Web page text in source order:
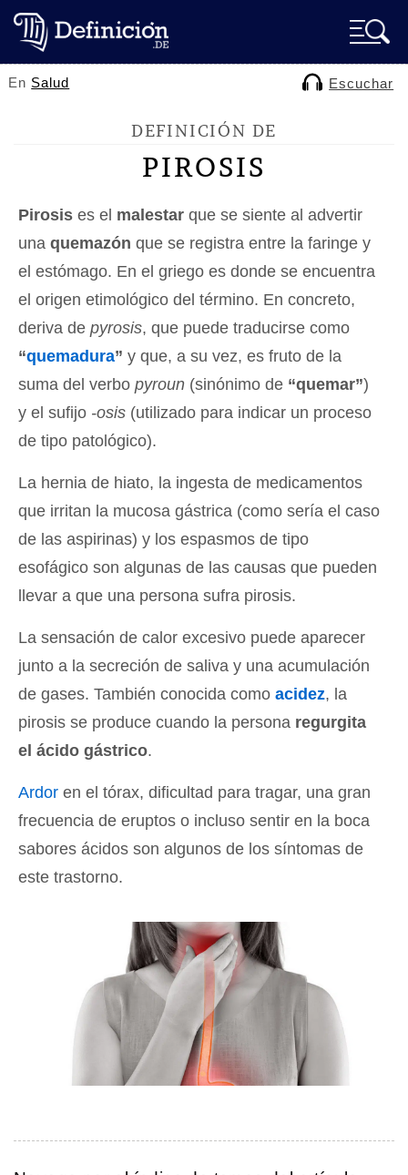
En Salud Escuchar
DEFINICIÓN DE
PIROSIS
Pirosis es el malestar que se siente al advertir
una quemazón que se registra entre la faringe y
el estómago. En el griego es donde se encuentra
el origen etimológico del término. En concreto,
deriva de pyrosis, que puede traducirse como
“quemadura” y que, a su vez, es fruto de la
suma del verbo pyroun (sinónimo de “quemar”)
y el sufijo -osis (utilizado para indicar un proceso
de tipo patológico).
La hernia de hiato, la ingesta de medicamentos
que irritan la mucosa gástrica (como sería el caso
de las aspirinas) y los espasmos de tipo
esofágico son algunas de las causas que pueden
llevar a que una persona sufra pirosis.
La sensación de calor excesivo puede aparecer
junto a la secreción de saliva y una acumulación
de gases. También conocida como acidez, la
pirosis se produce cuando la persona regurgita
el ácido gástrico.
Ardor en el tórax, dificultad para tragar, una gran
frecuencia de eruptos o incluso sentir en la boca
sabores ácidos son algunos de los síntomas de
este trastorno.